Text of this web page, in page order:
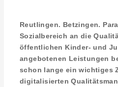
Reutlingen. Betzingen.
Sozialbereich an die
öffentlichen Kinder- und
angebotenen Leistungen
schon lange ein wichtiges
digitalisierten